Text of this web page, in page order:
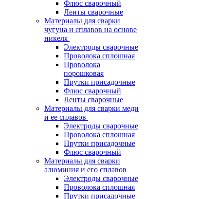
Флюс сварочный
Ленты сварочные
Материалы для сварки
чугуна и сплавов на основе
никеля
Электроды сварочные
Проволока сплошная
Проволока
порошковая
Прутки присадочные
Флюс сварочный
Ленты сварочные
Материалы для сварки меди
и ее сплавов
Электроды сварочные
Проволока сплошная
Прутки присадочные
Флюс сварочный
Материалы для сварки
алюминия и его сплавов
Электроды сварочные
Проволока сплошная
Прутки присадочные